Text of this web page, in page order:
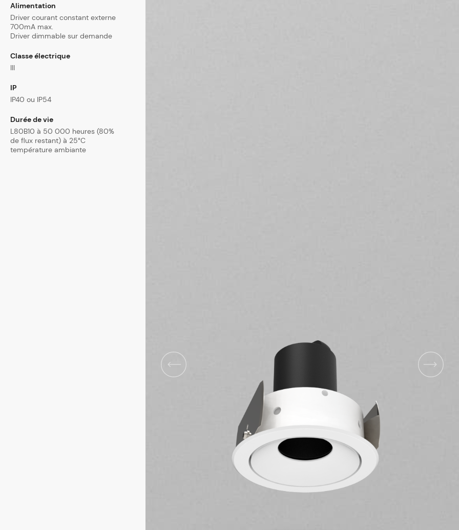
Alimentation
Driver courant constant externe
700mA max.
Driver dimmable sur demande
Classe électrique
III
IP
IP40 ou IP54
Durée de vie
L80B10 à 50 000 heures (80%
de flux restant) à 25°C
température ambiante